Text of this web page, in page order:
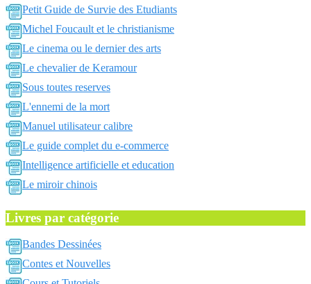
Petit Guide de Survie des Etudiants
Michel Foucault et le christianisme
Le cinema ou le dernier des arts
Le chevalier de Keramour
Sous toutes reserves
L'ennemi de la mort
Manuel utilisateur calibre
Le guide complet du e-commerce
Intelligence artificielle et education
Le miroir chinois
Livres par catégorie
Bandes Dessinées
Contes et Nouvelles